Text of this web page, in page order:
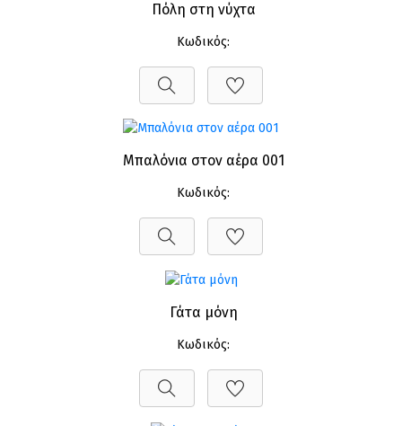
Πόλη στη νύχτα
Κωδικός:
Μπαλόνια στον αέρα 001
Κωδικός:
Γάτα μόνη
Κωδικός: